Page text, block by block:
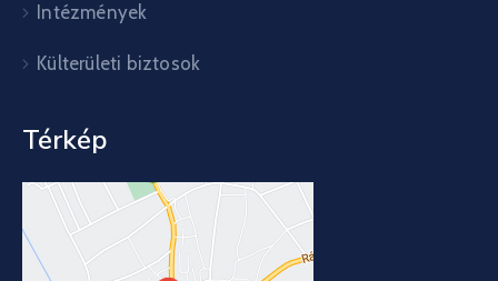
Intézmények
Külterületi biztosok
Térkép